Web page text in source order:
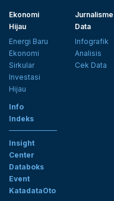
Ekonomi
Hijau
Energi Baru
Ekonomi
Sirkular
Investasi
Hijau
Jurnalisme
Data
Infografik
Analisis
Cek Data
Info
Indeks
Insight
Center
Databoks
Event
KatadataOto